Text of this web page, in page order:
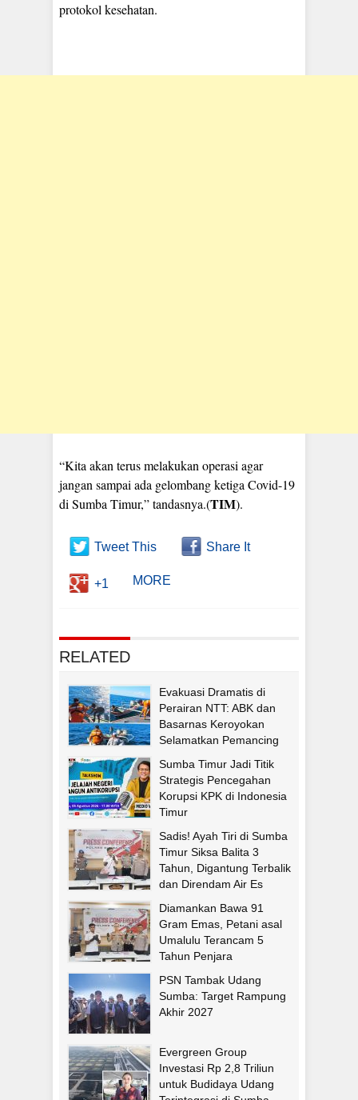
protokol kesehatan.
“Kita akan terus melakukan operasi agar
jangan sampai ada gelombang ketiga Covid-19
di Sumba Timur,” tandasnya.(TIM).
Tweet This Share It
+1 MORE
RELATED
Evakuasi Dramatis di
Perairan NTT: ABK dan
Basarnas Keroyokan
Selamatkan Pemancing
Sumba Timur Jadi Titik
Strategis Pencegahan
Korupsi KPK di Indonesia
Timur
Sadis! Ayah Tiri di Sumba
Timur Siksa Balita 3
Tahun, Digantung Terbalik
dan Direndam Air Es
Diamankan Bawa 91
Gram Emas, Petani asal
Umalulu Terancam 5
Tahun Penjara
PSN Tambak Udang
Sumba: Target Rampung
Akhir 2027
Evergreen Group
Investasi Rp 2,8 Triliun
untuk Budidaya Udang